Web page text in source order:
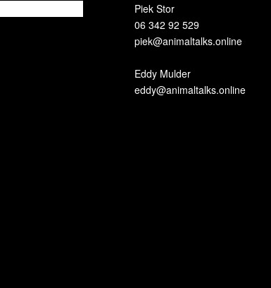
Piek Stor
06 342 92 529
piek@animaltalks.online
Eddy Mulder
eddy@animaltalks.online